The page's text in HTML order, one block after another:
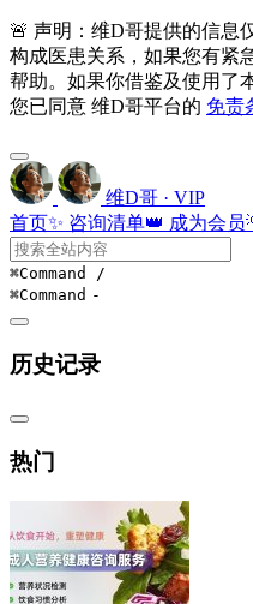
🚨 声明：维D哥提供的信息
构成医患关系，如果您有紧
帮助。如果你借鉴及使用了
您已同意 维D哥平台的 免责
维D哥 · VIP
首页✨ 咨询清单👑 成为会员
⌘Command /
⌘Command -
历史记录
热门